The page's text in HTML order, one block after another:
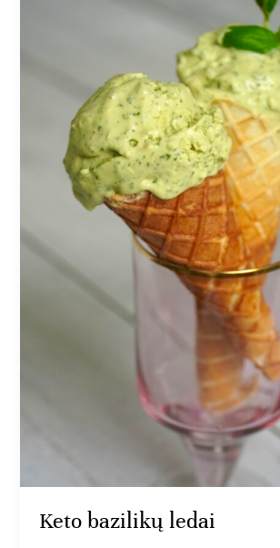
Keto bazilikų ledai